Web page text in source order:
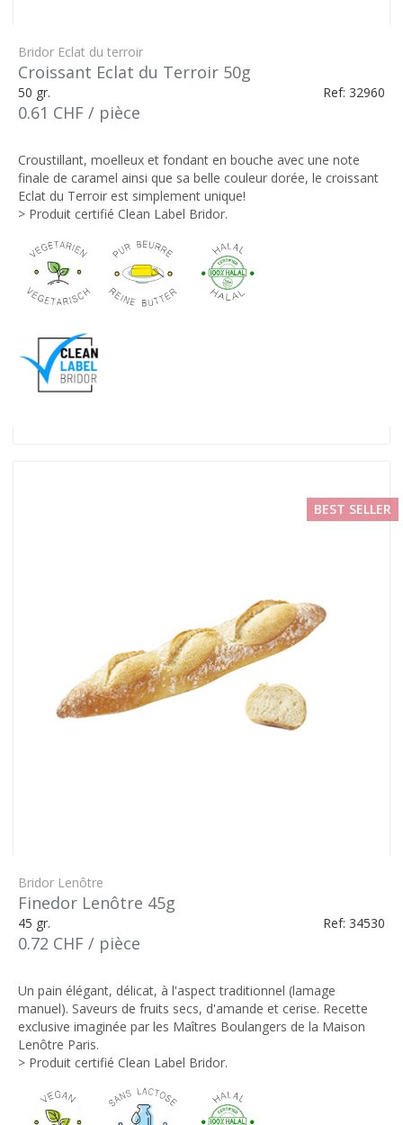
Bridor Eclat du terroir
Croissant Eclat du Terroir 50g
50 gr. Ref: 32960
0.61 CHF / pièce
Croustillant, moelleux et fondant en bouche avec une note
finale de caramel ainsi que sa belle couleur dorée, le croissant
Eclat du Terroir est simplement unique!
> Produit certifié Clean Label Bridor.
BEST SELLER
Bridor Lenôtre
Finedor Lenôtre 45g
45 gr. Ref: 34530
0.72 CHF / pièce
Un pain élégant, délicat, à l'aspect traditionnel (lamage
manuel). Saveurs de fruits secs, d'amande et cerise. Recette
exclusive imaginée par les Maîtres Boulangers de la Maison
Lenôtre Paris.
> Produit certifié Clean Label Bridor.